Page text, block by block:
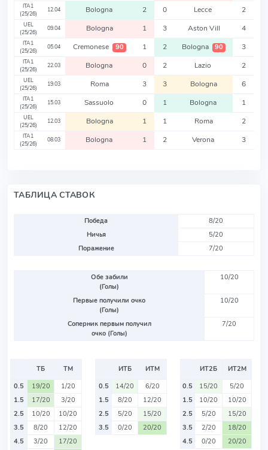
ITA1
(25/26)
12.04 Bologna 2 0 Lecce 2
UEL
(25/26)
09.04 Bologna 1 3 Aston Vill 4
ITA1
(25/26)
05.04 Cremonese 90 1 2 Bologna 90 3
ITA1
(25/26)
22.03 Bologna 0 2 Lazio 2
UEL
(25/26)
19.03 Roma 3 3 Bologna 6
ITA1
(25/26)
15.03 Sassuolo 0 1 Bologna 1
UEL
(25/26)
12.03 Bologna 1 1 Roma 2
ITA1
(25/26)
08.03 Bologna 1 2 Verona 3
ТАБЛИЦА СТАВОК
Победа
8/20
Ничья
5/20
Поражение
7/20
Обе забили
(Голы)
10/20
Первые получили очко
(Голы)
10/20
Соперник первым получил
очко (Голы)
7/20
ТБ
ТМ
0.5
19/20
1/20
1.5
17/20
3/20
2.5
10/20
10/20
3.5
8/20
12/20
4.5
3/20
17/20
ИТБ
ИТМ
0.5
14/20
6/20
1.5
8/20
12/20
2.5
5/20
15/20
3.5
0/20 20/20
ИТ2Б
ИТ2М
0.5
15/20
5/20
1.5
10/20
10/20
2.5
5/20
15/20
3.5
2/20
18/20
4.5
0/20 20/20